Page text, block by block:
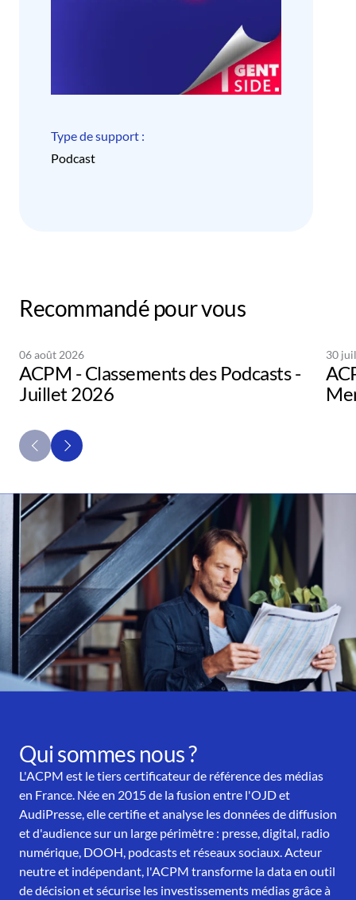
Type de support :
Podcast
Recommandé pour vous
06 août 2026
ACPM - Classements des Podcasts -
Juillet 2026
30
Qui sommes nous ?
L'ACPM est le tiers certificateur de référence des médias
en France. Née en 2015 de la fusion entre l'OJD et
AudiPresse, elle certifie et analyse les données de diffusion
et d'audience sur un large périmètre : presse, digital, radio
numérique, DOOH, podcasts et réseaux sociaux. Acteur
neutre et indépendant, l'ACPM transforme la data en outil
de décision et sécurise les investissements médias grâce à